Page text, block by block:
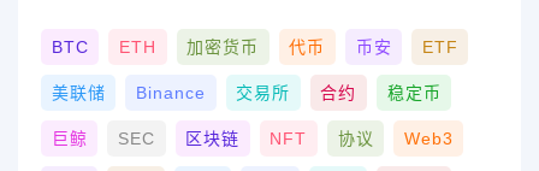
BTC ETH 加密货币 代币 币安 ETF
美联储 Binance 交易所 合约 稳定币
巨鲸 SEC 区块链 NFT 协议 Web3